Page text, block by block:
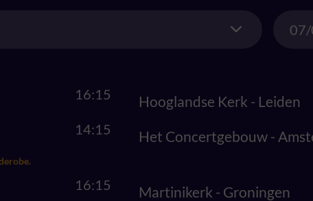
16:15 Hooglandse Kerk - Leiden
14:15 Het Concertgebouw -
16:15 Martinikerk - Groningen